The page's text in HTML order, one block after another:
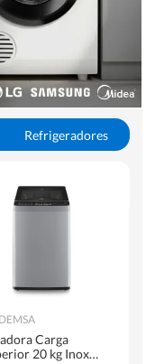
Refrigeradores
Carga
20 kg Inox